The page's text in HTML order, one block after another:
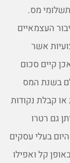
מס.
העצמאיים
אשר
קיים סכום
בשנת המס
קבלת נקודות
גם רטרו
בעלי עסקים
קל ואפילו